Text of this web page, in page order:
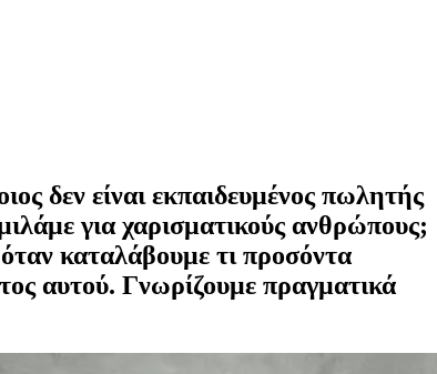
δεν είναι εκπαιδευμένος πωλητής
για χαρισματικούς ανθρώπους;
καταλάβουμε τι προσόντα
αυτού. Γνωρίζουμε πραγματικά